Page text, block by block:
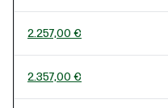
2.257,00 €
2.357,00 €